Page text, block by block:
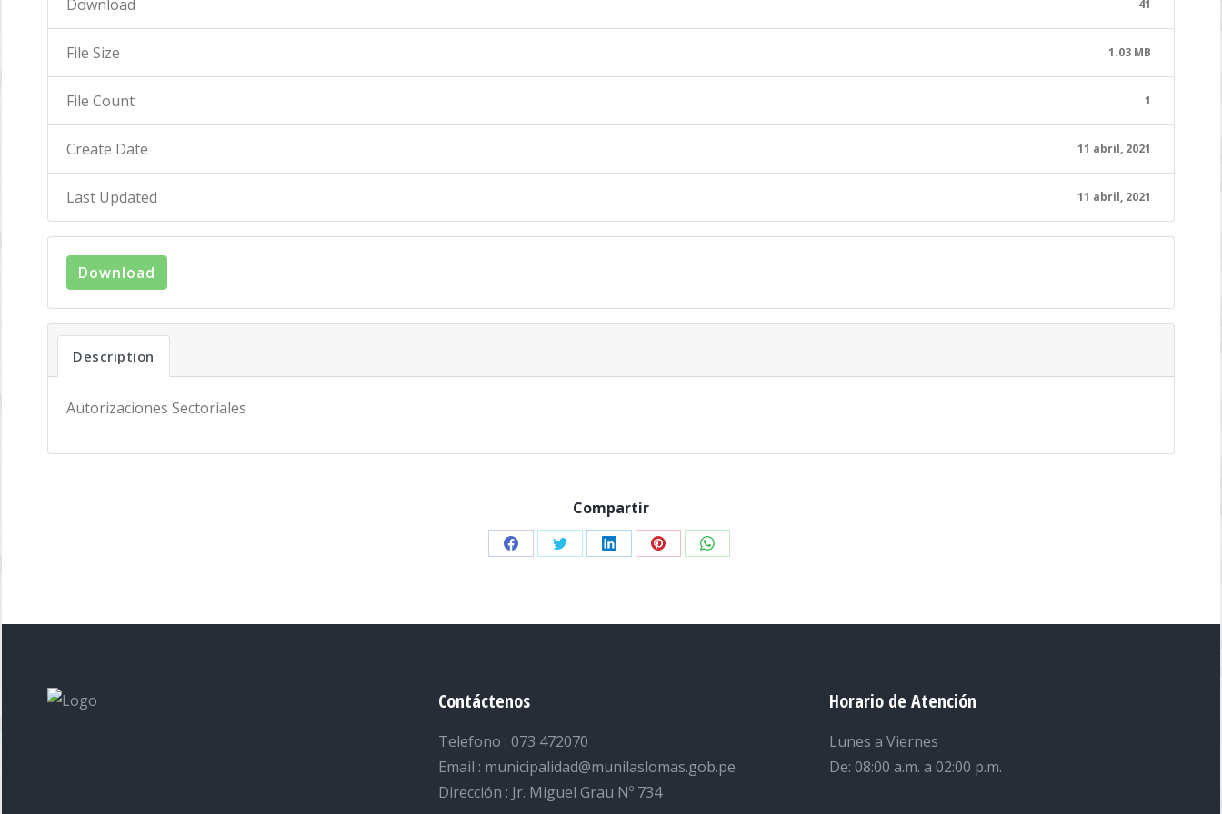
Download 41
File Size 1.03 MB
File Count 1
Create Date 11 abril, 2021
Last Updated 11 abril, 2021
Download
Description
Autorizaciones Sectoriales
Compartir
Share Share Share Share Share
Contáctenos
Telefono : 073 472070
Email : municipalidad@munilaslomas.gob.pe
Dirección : Jr. Miguel Grau Nº 734
Horario de Atención
Lunes a Viernes
De: 08:00 a.m. a 02:00 p.m.